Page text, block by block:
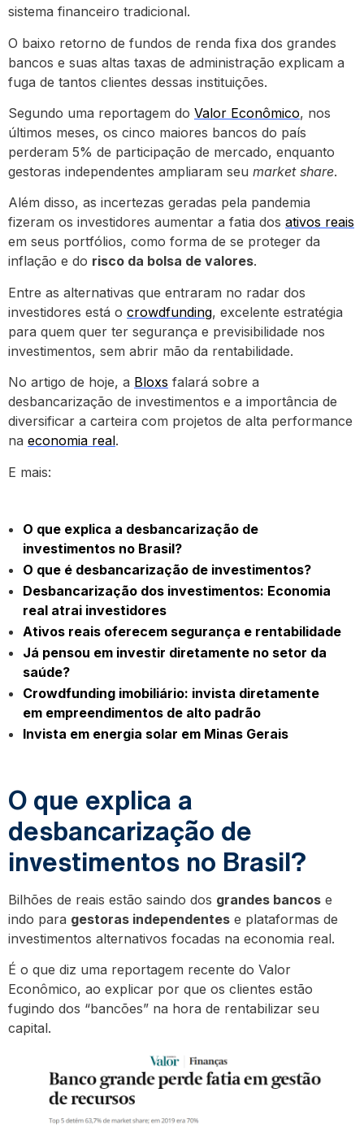
sistema financeiro tradicional.
O baixo retorno de fundos de renda fixa dos grandes
bancos e suas altas taxas de administração explicam a
fuga de tantos clientes dessas instituições.
Segundo uma reportagem do Valor Econômico, nos
últimos meses, os cinco maiores bancos do país
perderam 5% de participação de mercado, enquanto
gestoras independentes ampliaram seu market share.
Além disso, as incertezas geradas pela pandemia
fizeram os investidores aumentar a fatia dos ativos reais
em seus portfólios, como forma de se proteger da
inflação e do risco da bolsa de valores.
Entre as alternativas que entraram no radar dos
investidores está o crowdfunding, excelente estratégia
para quem quer ter segurança e previsibilidade nos
investimentos, sem abrir mão da rentabilidade.
No artigo de hoje, a Bloxs falará sobre a
desbancarização de investimentos e a importância de
diversificar a carteira com projetos de alta performance
na economia real.
E mais:
O que explica a desbancarização de
investimentos no Brasil?
O que é desbancarização de investimentos?
Desbancarização dos investimentos: Economia
real atrai investidores
Ativos reais oferecem segurança e rentabilidade
Já pensou em investir diretamente no setor da
saúde?
Crowdfunding imobiliário: invista diretamente
em empreendimentos de alto padrão
Invista em energia solar em Minas Gerais
O que explica a
desbancarização de
investimentos no Brasil?
Bilhões de reais estão saindo dos grandes bancos e
indo para gestoras independentes e plataformas de
investimentos alternativos focadas na economia real.
É o que diz uma reportagem recente do Valor
Econômico, ao explicar por que os clientes estão
fugindo dos “bancões” na hora de rentabilizar seu
capital.